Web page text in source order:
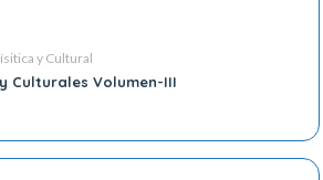
y Cultural
Culturales Volumen-III